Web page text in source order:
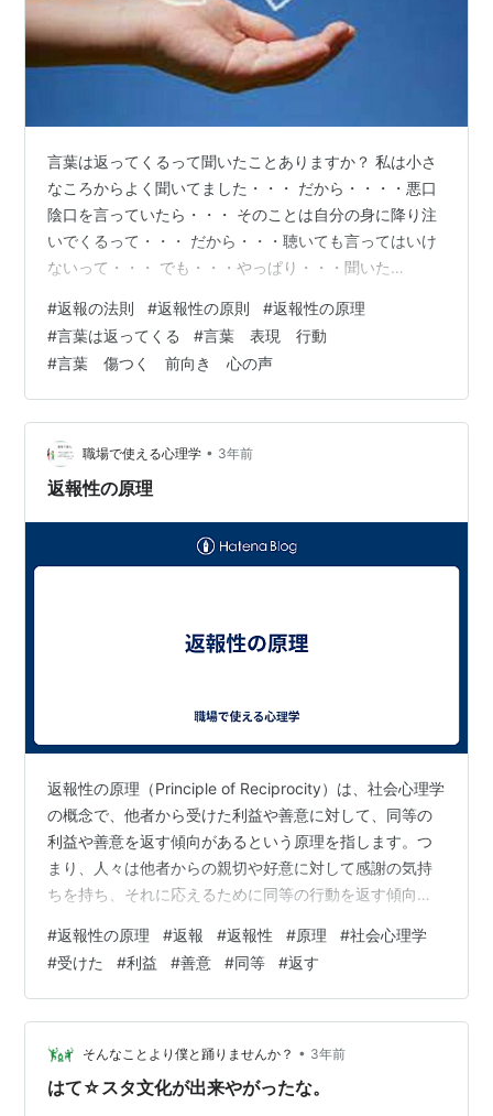
言葉は返ってくるって聞いたことありますか？ 私は小さ
なころからよく聞いてました・・・ だから・・・・悪口
陰口を言っていたら・・・ そのことは自分の身に降り注
いでくるって・・・ だから・・・聴いても言ってはいけ
ないって・・・ でも・・・やっぱり・・・聞いた
すよねーーー まだ子どもだとしたら・・・なおさ
ら・・・ 子どもの時は・・・そんなときがあった
ら・・・ なんかモヤモヤとしながらも・・・我慢してま
した・・・ 「我慢我慢。。。きっとあの人にはいいこと
はない」 「きっと・・・あの人にはそれなりのことが起
こる」 ・・・って具合に・・・ なんか・・・そ…
#返報の法則 #返報性の原則 #返報性の原理
#言葉は返ってくる #言葉 表現 行動
#言葉 傷つく 前向き 心の声
職場で使える心理学 • 3年前
返報性の原理
返報性の原理（Principle of Reciprocity）は、社会心理学
の概念で、他者から受けた利益や善意に対して、同等の
利益や善意を返す傾向があるという原理を指します。つ
まり、人々は他者からの親切や好意に対して感謝の気持
ちを持ち、それに応えるために同等の行動を返す傾向が
互作用や関係において重要な役割を果たしています。
人々は、他者からの援助や贈り物、親切な行為などを受
けた場合、それに対して感謝の気持ちを抱きます。そし
て、自身も同じような行動を返すことで、関係のバラン
スや相互の信頼を保つことができます。 返報性の原理
は、社会的な相互作用の…
#返報性の原理 #返報 #返報性 #原理 #社会心理学
#受けた #利益 #善意 #同等 #返す
そんなことより僕と踊りませんか？ • 3年前
はて☆スタ文化が出来やがったな。